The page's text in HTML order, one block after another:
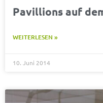
Pavillions auf
WEITERLESEN »
10. Juni 2014